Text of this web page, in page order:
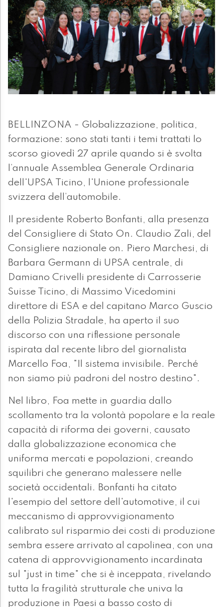
BELLINZONA - Globalizzazione, politica,
formazione: sono stati tanti i temi trattati lo
scorso giovedì 27 aprile quando si è svolta
l’annuale Assemblea Generale Ordinaria
dell'UPSA Ticino, l'Unione professionale
svizzera dell’automobile.
Il presidente Roberto Bonfanti, alla presenza
del Consigliere di Stato On. Claudio Zali, del
Consigliere nazionale on. Piero Marchesi, di
Barbara Germann di UPSA centrale, di
Damiano Crivelli presidente di Carrosserie
Suisse Ticino, di Massimo Vicedomini
direttore di ESA e del capitano Marco Guscio
della Polizia Stradale, ha aperto il suo
discorso con una riflessione personale
ispirata dal recente libro del giornalista
Marcello Foa, "Il sistema invisibile. Perché
non siamo più padroni del nostro destino".
Nel libro, Foa mette in guardia dallo
scollamento tra la volontà popolare e la reale
capacità di riforma dei governi, causato
dalla globalizzazione economica che
uniforma mercati e popolazioni, creando
squilibri che generano malessere nelle
società occidentali. Bonfanti ha citato
l'esempio del settore dell'automotive, il cui
meccanismo di approvvigionamento
calibrato sul risparmio dei costi di produzione
sembra essere arrivato al capolinea, con una
catena di approvvigionamento incardinata
sul "just in time" che si è inceppata, rivelando
tutta la fragilità strutturale che univa la
produzione in Paesi a basso costo di